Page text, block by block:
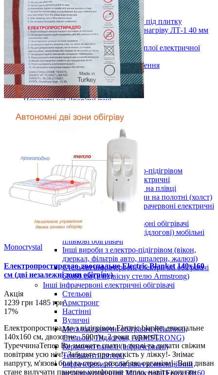
D3мм 1
Нагрівальні мати
Нагрівальні мати (тонкі) під плитку
Вуглецева стрічка для електронагріву ЛТ-1 40 мм
(5 м.п.)
Комплектуючі для монтажу теплої електричної
підлоги, кабеля
Показати усі Кабельні системи опалення
Дров'яні печі
Булер'яни
Буржуйки
Показати усі Дров'яні печі
Килимки 220 В
Килимки 12 В (автомобільні)
Килимки 220 В та 12 В
Показати усі Теплі килими з електро-підігрівом
Картини обігрівачі інфрачервоні електричні
Електричні картини обігрівачі на плівці
Інфрачервоні обігрівачі картини на полотні (холст)
Показати усі Картини обігрівачі інфрачервоні електричні
Інфрачервоні електричні обігрівачі
Плівкові електричні інфрачервоні обігрівачі
Універсальні (настінні, підлогові) мобільні
плівкові обігрівачі
Інші вироби з електро-підігрівом (вікон,
дзеркал, фільтрів авто, шпалери, жалюзі)
Стельові інфрачервоні електричні обігрівачі
60х60 см (в підвісну стелю Armstrong)
Інші інфрачервоні електричні обігрівачі
Стельові
Армстронг
Настінні
Вуличні
Металокерамічні обігрівачі (Настінні,
Стельові, Підлогові, ARMSTRONG)
Керамічні панелі (інфрачервоні)
Тепловентилятори
Інфрачервоний обігрівач конвекційний
металокерамічний Monocrystal Fenix 60x60
Monocrystal
Електропростирадло двоспальне Electric Blanket 140х160
см (дві незалежні зони обігріву)
Акція
1239 грн 1485 грн
17%
Електропростирадло з підігрівом Electric blanket двоспальне
140х160 см, двозонне, 500г/м, 2 роки гарантії,
ТуреччинаТепер Ви зможете спати в теплі та дихати свіжим
повітрям усю ніч!- Забудьте про вогкість у ліжку!- Знімає
напругу, м'язові болі та стрес, розслабляє організм!- Ваш диван
стане вилучати приємне комфортне тепло, навіть коли ви